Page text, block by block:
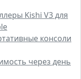
Kishi V3 для
консоли
через день